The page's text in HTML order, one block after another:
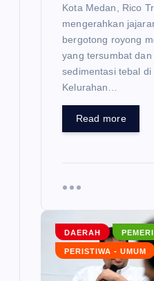
Kota Medan, Rico
mengerahkan
bergotong royong
yang tersumbat
sedimentasi tebal di
Kelurahan…
Read more
DAERAH
PERISTIWA - UMUM